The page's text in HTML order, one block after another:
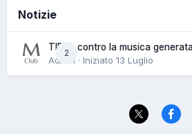
Notizie
2
TIDAL contro la musica
Admin · Iniziato 13 Luglio